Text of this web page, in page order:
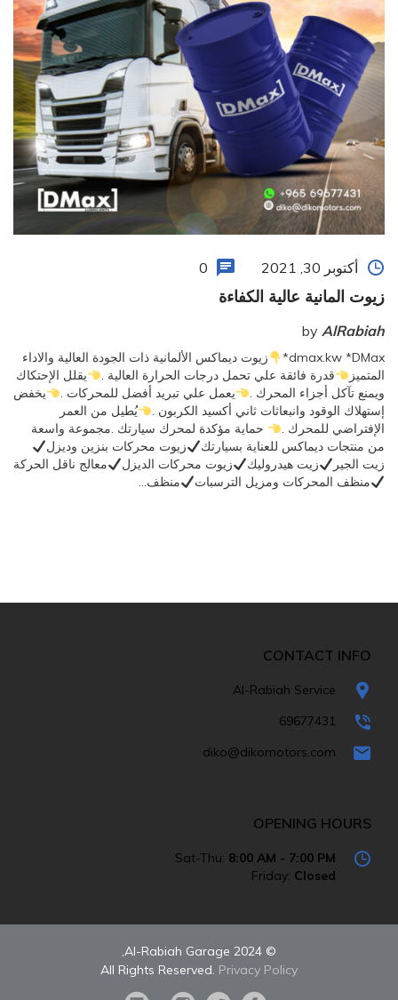
أكتوبر 30, 2021 0
زيوت المانية عالية الكفاءة
by AlRabiah
dmax.kw *DMax*
زيوت ديماكس الألمانية ذات الجودة العالية والاداء
المتميز
قدرة فائقة علي تحمل درجات الحرارة العالية .
يقلل الإحتكاك
ويمنع تآكل أجزاء المحرك .
يعمل علي تبريد أفضل للمحركات .
يخفض
إستهلاك الوقود وانبعاثات ثاني أكسيد الكربون .
يُطيل من العمر
الإفتراضي للمحرك .
حماية مؤكدة لمحرك سيارتك .مجموعة واسعة
من منتجات ديماكس للعناية بسيارتك
زيوت محركات بنزين وديزل
زيت الجير
زيت هيدروليك زيوت محركات الديزل
معالج ناقل الحركة
منظف المحركات ومزيل الترسبات
منظف…
CONTACT INFO
Al-Rabiah Service
69677431
diko@dikomotors.com
OPENING HOURS
Sat-Thu: 8:00 AM - 7:00 PM
Friday: Closed
© 2024 Al-Rabiah Garage,
All Rights Reserved. Privacy Policy